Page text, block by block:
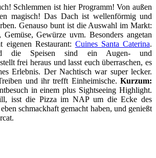
Schlemmen ist hier Programm! Von außen
magisch! Das Dach ist wellenförmig und
Genauso bunt ist die Auswahl im Markt:
Gewürze uvm. Besonders angetan
Restaurant: Cuines Santa Caterina.
die Speisen sind ein Augen- und
frei heraus und lasst euch überraschen, es
Erlebnis. Der Nachtisch war super lecker.
und ihr trefft Einheimische. Kurzum:
in einem plus Sightseeing Highlight.
isst die Pizza im NAP um die Ecke des
schmackhaft gemacht haben, und genießt